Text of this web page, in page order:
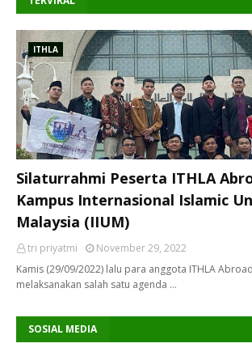
ITHLA
Silaturrahmi Peserta ITHLA
Kampus Internasional Islamic
Malaysia (IIUM)
tri priyatmi
November 29, 2022
Kamis (29/09/2022) lalu para anggota ITHLA
melaksanakan salah satu agenda …
SOSIAL MEDIA